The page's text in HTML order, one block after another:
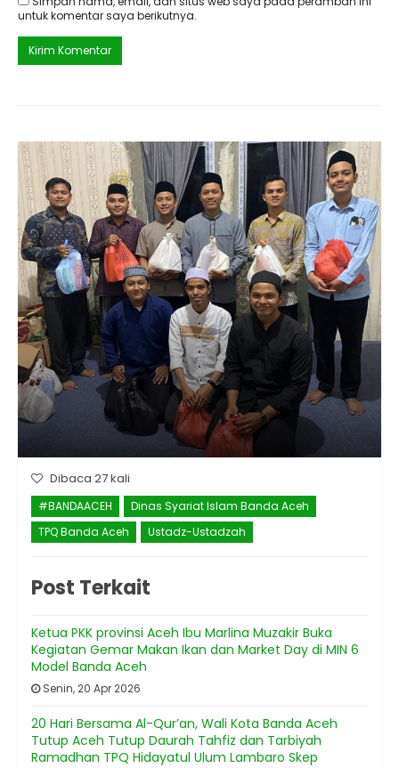
untuk komentar saya berikutnya.
Dibaca 27 kali
#BANDAACEH
Dinas Syariat Islam Banda Aceh
TPQ Banda Aceh
Ustadz-Ustadzah
Post Terkait
Ketua PKK provinsi Aceh Ibu Marlina Muzakir Buka
Kegiatan Gemar Makan Ikan dan Market Day di MIN 6
Model Banda Aceh
Senin, 20 Apr 2026
20 Hari Bersama Al-Qur’an, Wali Kota Banda Aceh
Tutup Aceh Tutup Daurah Tahfiz dan Tarbiyah
Ramadhan TPQ Hidayatul Ulum Lambaro Skep